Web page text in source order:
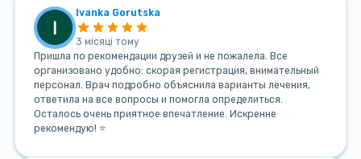
Ivanka Gorutska
3 місяці тому
Пришла по рекомендации друзей и не пожалела. Все
организовано удобно: скорая регистрация, внимательный
персонал. Врач подробно объяснила варианты лечения,
ответила на все вопросы и помогла определиться.
Осталось очень приятное впечатление. Искренне
рекомендую! ⭐